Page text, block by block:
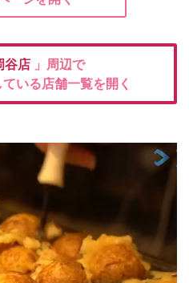
谷店 」周辺で
いる店舗一覧を開く